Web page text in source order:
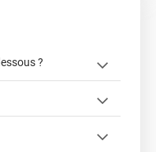
?